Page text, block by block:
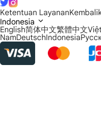
Ketentuan Layanan
Indonesia
English简体中文繁體中文Việt
NamDeutschIndonesia